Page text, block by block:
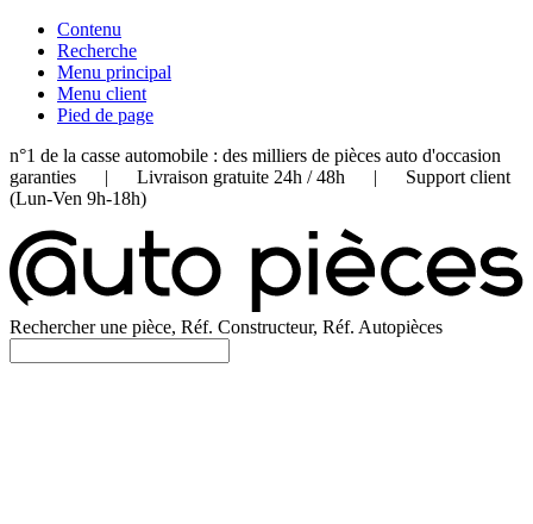
Contenu
Recherche
Menu principal
Menu client
Pied de page
n°1 de la casse automobile : des milliers de pièces auto d'occasion
garanties | Livraison gratuite 24h / 48h | Support client
(Lun-Ven 9h-18h)
Rechercher une pièce, Réf. Constructeur, Réf. Autopièces